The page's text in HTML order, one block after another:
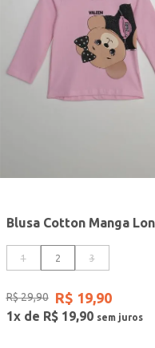
1 2 3
R$29,90 R$ 19,90
1x de R$ 19,90